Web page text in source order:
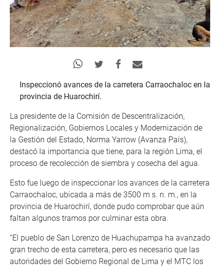
Inspeccionó avances de la carretera Carraochaloc en la
provincia de Huarochirí.
La presidente de la Comisión de Descentralización,
Regionalización, Gobiernos Locales y Modernización de
la Gestión del Estado, Norma Yarrow (Avanza País),
destacó la importancia que tiene, para la región Lima, el
proceso de recolección de siembra y cosecha del agua.
Esto fue luego de inspeccionar los avances de la carretera
Carraochaloc, ubicada a más de 3500 m s. n. m., en la
provincia de Huarochirí, donde pudo comprobar que aún
faltan algunos tramos por culminar esta obra.
“El pueblo de San Lorenzo de Huachupampa ha avanzado
gran trecho de esta carretera, pero es necesario que las
autoridades del Gobierno Regional de Lima y el MTC los